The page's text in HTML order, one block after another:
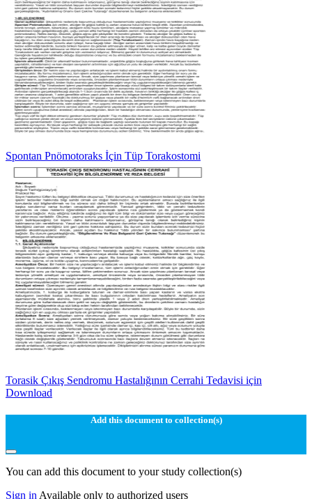
Spontan Pnömotoraks İçin Tüp Torakostomi
Torasik Çıkış Sendromu Hastalığının Cerrahi Tedavisi için
Download
Add this document to collection(s)
You can add this document to your study collection(s)
Sign in Available only to authorized users